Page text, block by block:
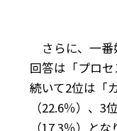
さらに、一
回答は「プロセ
続いて2位は「
（22.6％）、3
（17.3％）と